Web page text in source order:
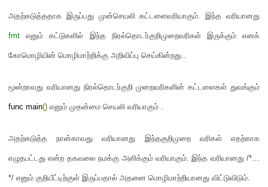
அதற்கடுத்ததாக இருப்பது முன்செயலி கட்டளைவரியாகும்.இந்த வரியானது
fmtஎனும் கட்டுகளில் இந்த நிரல்தொடர்குறிமுறைவரிகள் இருக்கும் எனக்
கோமொழியின் மொழிமாற்றிக்கு அறிவிப்பு செய்கின்றது..
மூன்றாவது வரியானது நிரல்தொடர்குறி முறைவரிகளின் கட்டளைகள் துவங்கும்
func main() எனும் முதன்மை செயலி வரியாகும் .
அதற்கடுத்த நான்காவது வரியானது இந்தகுறிமுறை வரிகள் எதற்காக
எழுதபட்டது என்ற தகவலை நமக்கு அளிக்கும் வரியாகும்.இந்த வரியானது /*…
*/ எனும் குறியீட்டிற்குள் இருப்பதால் அதனை மொழிமாற்றியானது விட்டுவிடும்.